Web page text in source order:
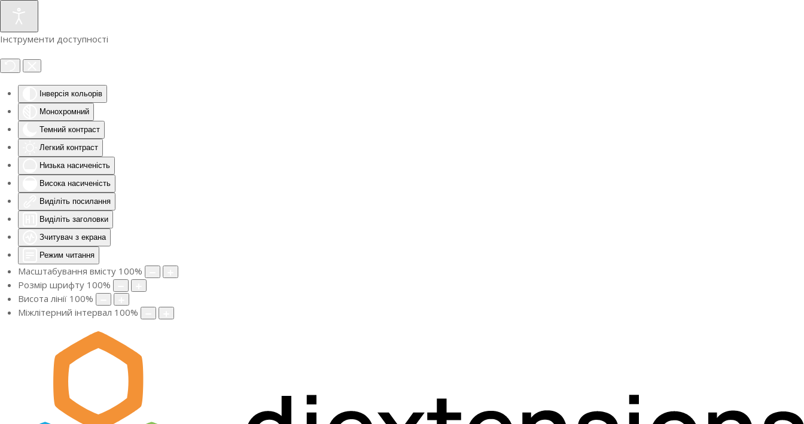
Інструменти доступності
Інверсія кольорів
Монохромний
Темний контраст
Легкий контраст
Низька насиченість
Висока насиченість
Виділіть посилання
Виділіть заголовки
Зчитувач з екрана
Режим читання
Масштабування вмісту 100%
Розмір шрифту 100%
Висота лінії 100%
Міжлітерний інтервал 100%